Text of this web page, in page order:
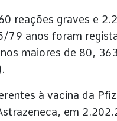
reações graves e
79 anos foram
maiores de 80,
à vacina da
em